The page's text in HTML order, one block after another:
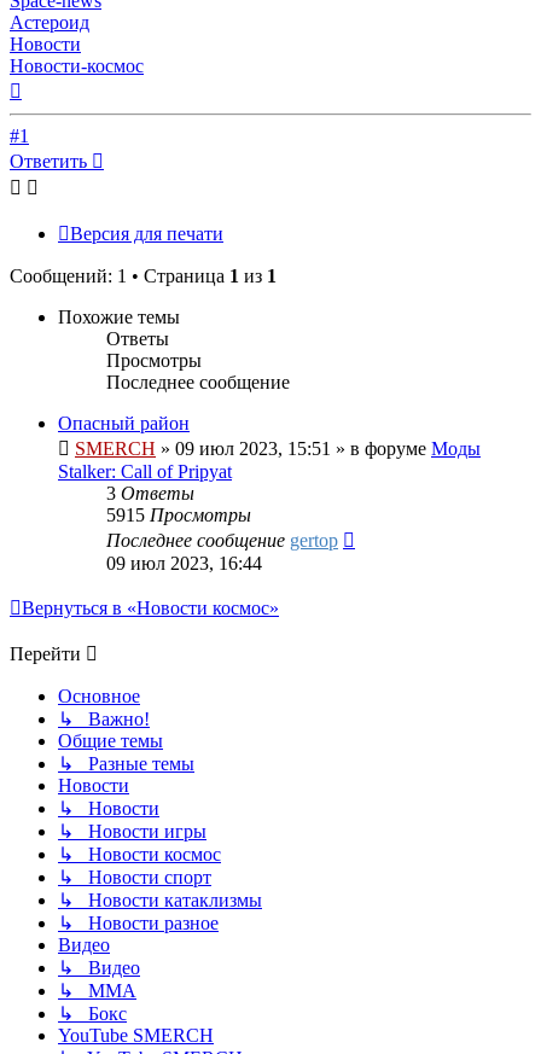
Астероид
Новости
Новости-космос
началу
#1
Ответить
Версия для печати
Сообщений: 1 • Страница 1 из 1
Похожие темы
Ответы
Просмотры
Последнее сообщение
Опасный район
SMERCH » 09 июл 2023, 15:51 » в форуме Моды
Stalker: Call of Pripyat
3 Ответы
5915 Просмотры
Последнее сообщение gertop
09 июл 2023, 16:44
Вернуться в «Новости космос»
Перейти
Основное
↳ Важно!
Общие темы
↳ Разные темы
Новости
↳ Новости
↳ Новости игры
↳ Новости космос
↳ Новости спорт
↳ Новости катаклизмы
↳ Новости разное
Видео
↳ Видео
↳ ММА
↳ Бокс
YouTube SMERCH